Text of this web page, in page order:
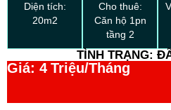
Diện tích:
20m2
Cho thuê:
Căn hộ 1pn
tầng 2
TÌNH TRẠNG:
Giá: 4 Triệu/Tháng